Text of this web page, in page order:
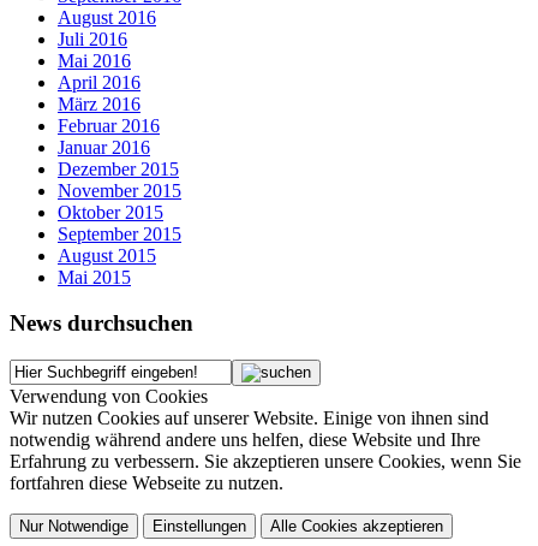
August 2016
Juli 2016
Mai 2016
April 2016
März 2016
Februar 2016
Januar 2016
Dezember 2015
November 2015
Oktober 2015
September 2015
August 2015
Mai 2015
News durchsuchen
Verwendung von Cookies
Wir nutzen Cookies auf unserer Website. Einige von ihnen sind
notwendig während andere uns helfen, diese Website und Ihre
Erfahrung zu verbessern. Sie akzeptieren unsere Cookies, wenn Sie
fortfahren diese Webseite zu nutzen.
Nur Notwendige Einstellungen Alle Cookies akzeptieren